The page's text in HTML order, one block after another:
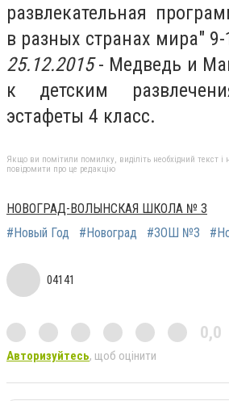
развлекательная
в разных странах мира" 9-
25.12.2015- Медведь и
к детским
эстафеты 4 класс.
Якщо ви помітили помилку, виділіть необхідний текст і
повідомити про це редакцію
НОВОГРАД-ВОЛЫНСКАЯ ШКОЛА № 3
#Новый Год
#Новоград #ЗОШ №3
04141
0,0
Авторизуйтесь, щоб оцінити